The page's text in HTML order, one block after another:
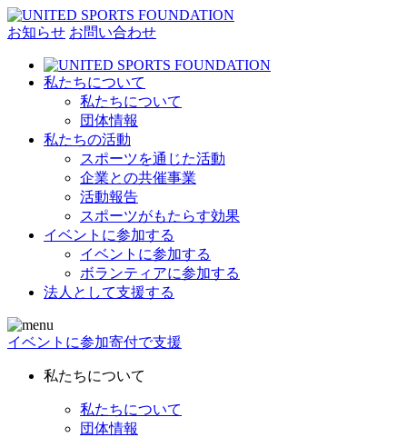
お知らせ お問い合わせ
私たちについて
私たちについて
団体情報
私たちの活動
スポーツを通じた活動
企業との共催事業
活動報告
スポーツがもたらす効果
イベントに参加する
イベントに参加する
ボランティアに参加する
法人として支援する
イベントに参加寄付で支援
私たちについて
私たちについて
団体情報